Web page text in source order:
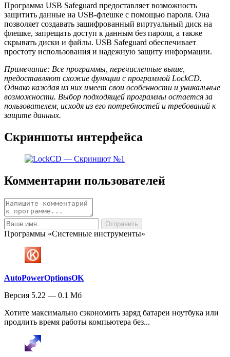
Программа USB Safeguard предоставляет возможность
защитить данные на USB-флешке с помощью пароля. Она
позволяет создавать зашифрованный виртуальный диск на
флешке, запрещать доступ к данным без пароля, а также
скрывать диски и файлы. USB Safeguard обеспечивает
простоту использования и надежную защиту информации.
Примечание: Все программы, перечисленные выше,
предоставляют схожие функции с программой LockCD.
Однако каждая из них имеет свои особенности и уникальные
возможности. Выбор подходящей программы остается за
пользователем, исходя из его потребностей и требований к
защите данных.
Скриншоты интерфейса
Комментарии пользователей
Программы «Системные инструменты»
AutoPowerOptionsOK
Версия 5.22 — 0.1 Мб
Хотите максимально сэкономить заряд батареи ноутбука или
продлить время работы компьютера без...